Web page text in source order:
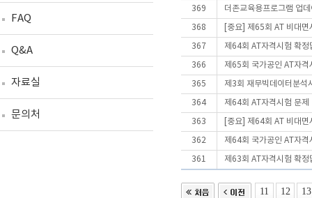
FAQ
Q&A
자료실
문의처
369 더존교육용프로그램 업
368 [중요] 제65회 AT 비대
367 제64회 AT자격시험 확정
366 제65회 국가공인 AT자격
365 제3회 재무빅데이터분석
364 제64회 AT자격시험 문
363 [중요] 제64회 AT 비대
362 제64회 국가공인 AT자격
361 제63회 AT자격시험 확정
11 12 13